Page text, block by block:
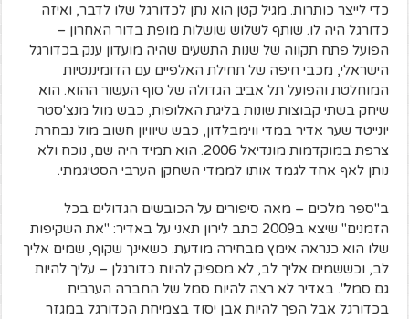
כדי לייצר כותרות. מגיל קטן הוא נתן לכדורגל שלו לדבר, ואיזה
כדורגל היה לו. שותף לשלוש שושלות מופת בדור האחרון –
הפועל פתח תקווה של שנות התשעים שהיה מועדון ענק בכדורגל
הישראלי, מכבי חיפה של תחילת האלפיים עם הדומיננטיות
המוחלטת והפועל תל אביב הגדולה של סוף העשור ההוא. הוא
שיחק בשתי קבוצות שונות בליגת האלופות, כבש מול מנצ'סטר
יונייטד שער אדיר במדי ווימבלדון, כבש שיוויון חשוב מול נבחרת
צרפת במוקדמות מונדיאל 2006. הוא תמיד היה שם, נוכח ולא
נותן לאף אחד לגמד אותו לממדי השחקן הערבי הסטיגמתי.
ב"ספר מלכים – מאה סיפורים על הכובשים הגדולים בכל
הזמנים" שיצא ב2009 כתב לירון תאני על באדיר: "את השקיפות
שלו הוא כנראה אימץ מבחירה מודעת. כשאינך שקוף, שמים אליך
לב, וכששמים אליך לב, לא מספיק להיות כדורגלן – עליך להיות
גם סמל". באדיר לא רצה להיות סמל של החברה הערבית
בכדורגל אבל הפך להיות אבן יסוד בצמיחת הכדורגל במגזר